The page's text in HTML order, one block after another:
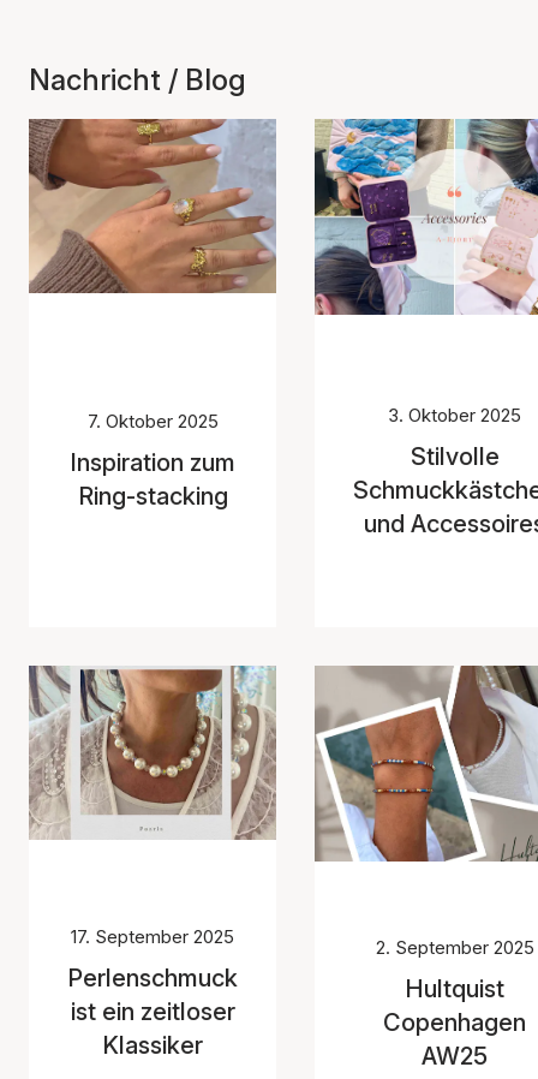
Nachricht / Blog
7. Oktober 2025
Inspiration zum
Ring-stacking
3. Oktober 2025
Stilvolle
und
17. September 2025
Perlenschmuck
ist ein zeitloser
Klassiker
2. September 2025
Hultquist
Copenhagen
AW25